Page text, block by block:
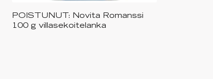
Saatavilla useita eri värejä
POISTUNUT: Novita Romanssi
100 g villasekoitelanka